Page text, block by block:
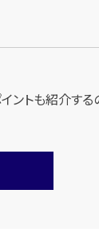
トも紹介す